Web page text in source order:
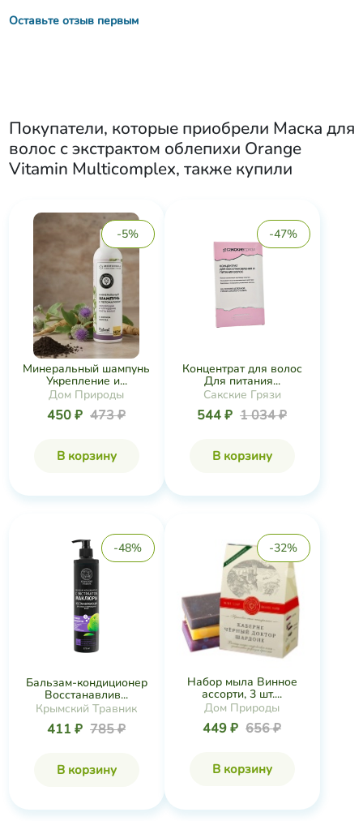
Оставьте отзыв первым
Покупатели, которые приобрели Маска для
волос с экстрактом облепихи Orange
Vitamin Multicomplex, также купили
-5%
Минеральный шампунь
Укрепление и...
Дом Природы
450 ₽ 473 ₽
В корзину
-47%
Концентрат для волос
Для питания...
Сакские Грязи
544 ₽ 1 034 ₽
В корзину
-48%
Бальзам-кондиционер
Восстанавлив...
Крымский Травник
411 ₽ 785 ₽
В корзину
-32%
Набор мыла Винное
ассорти, 3 шт....
Дом Природы
449 ₽ 656 ₽
В корзину